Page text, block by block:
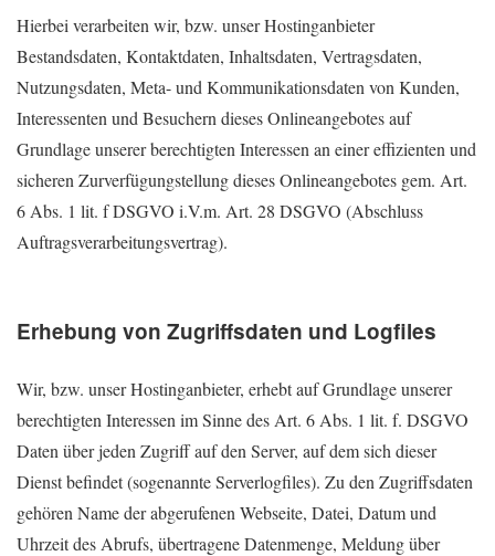
Hierbei verarbeiten wir, bzw. unser Hostinganbieter
Bestandsdaten, Kontaktdaten, Inhaltsdaten, Vertragsdaten,
Nutzungsdaten, Meta- und Kommunikationsdaten von Kunden,
Interessenten und Besuchern dieses Onlineangebotes auf
Grundlage unserer berechtigten Interessen an einer effizienten und
sicheren Zurverfügungstellung dieses Onlineangebotes gem. Art.
6 Abs. 1 lit. f DSGVO i.V.m. Art. 28 DSGVO (Abschluss
Auftragsverarbeitungsvertrag).
Erhebung von Zugriffsdaten und Logfiles
Wir, bzw. unser Hostinganbieter, erhebt auf Grundlage unserer
berechtigten Interessen im Sinne des Art. 6 Abs. 1 lit. f. DSGVO
Daten über jeden Zugriff auf den Server, auf dem sich dieser
Dienst befindet (sogenannte Serverlogfiles). Zu den Zugriffsdaten
gehören Name der abgerufenen Webseite, Datei, Datum und
Uhrzeit des Abrufs, übertragene Datenmenge, Meldung über